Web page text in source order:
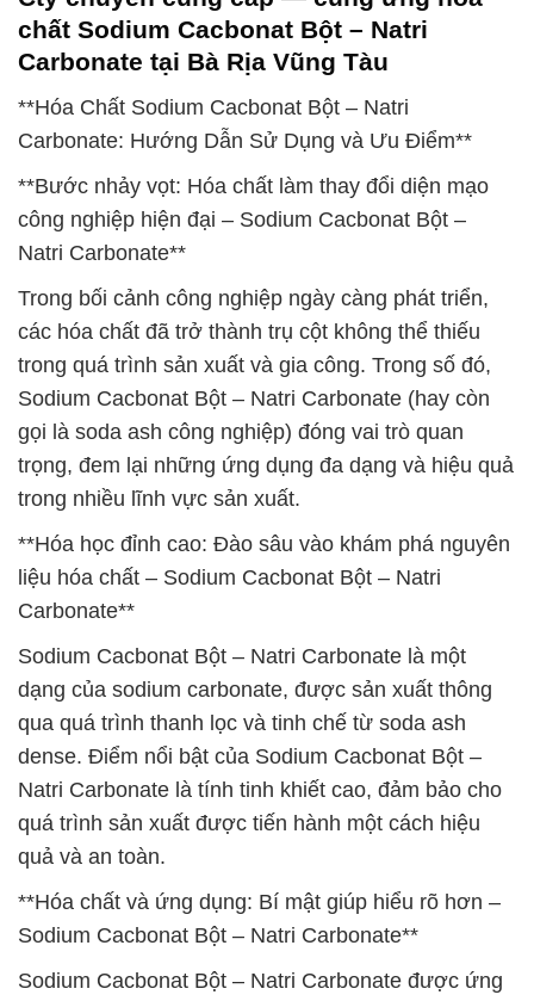
chất Sodium Cacbonat Bột – Natri
Carbonate tại Bà Rịa Vũng Tàu
**Hóa Chất Sodium Cacbonat Bột – Natri
Carbonate: Hướng Dẫn Sử Dụng và Ưu Điểm**
**Bước nhảy vọt: Hóa chất làm thay đổi diện mạo
công nghiệp hiện đại – Sodium Cacbonat Bột –
Natri Carbonate**
Trong bối cảnh công nghiệp ngày càng phát triển,
các hóa chất đã trở thành trụ cột không thể thiếu
trong quá trình sản xuất và gia công. Trong số đó,
Sodium Cacbonat Bột – Natri Carbonate (hay còn
gọi là soda ash công nghiệp) đóng vai trò quan
trọng, đem lại những ứng dụng đa dạng và hiệu quả
trong nhiều lĩnh vực sản xuất.
**Hóa học đỉnh cao: Đào sâu vào khám phá nguyên
liệu hóa chất – Sodium Cacbonat Bột – Natri
Carbonate**
Sodium Cacbonat Bột – Natri Carbonate là một
dạng của sodium carbonate, được sản xuất thông
qua quá trình thanh lọc và tinh chế từ soda ash
dense. Điểm nổi bật của Sodium Cacbonat Bột –
Natri Carbonate là tính tinh khiết cao, đảm bảo cho
quá trình sản xuất được tiến hành một cách hiệu
quả và an toàn.
**Hóa chất và ứng dụng: Bí mật giúp hiểu rõ hơn –
Sodium Cacbonat Bột – Natri Carbonate**
Sodium Cacbonat Bột – Natri Carbonate được ứng